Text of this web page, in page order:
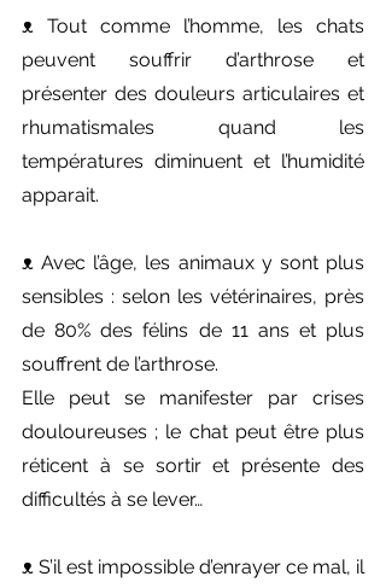
ᴥ︎ Tout comme l’homme, les chats
peuvent souffrir d’arthrose et
présenter des douleurs articulaires et
rhumatismales quand les
températures diminuent et l’humidité
apparait.
ᴥ︎ Avec l’âge, les animaux y sont plus
sensibles : selon les vétérinaires, près
de 80% des félins de 11 ans et plus
souffrent de l’arthrose.
Elle peut se manifester par crises
douloureuses ; le chat peut être plus
réticent à se sortir et présente des
difficultés à se lever…
ᴥ︎ S’il est impossible d’enrayer ce mal, il